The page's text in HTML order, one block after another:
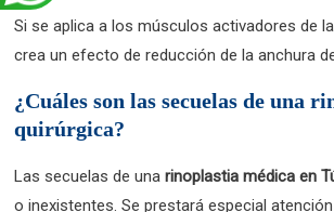
Si se aplica a los músculos activadores de
crea un efecto de reducción de la anchura
¿Cuáles son las secuelas de una
quirúrgica?
Las secuelas de unarinoplastia médica en
o inexistentes. Se prestará especial